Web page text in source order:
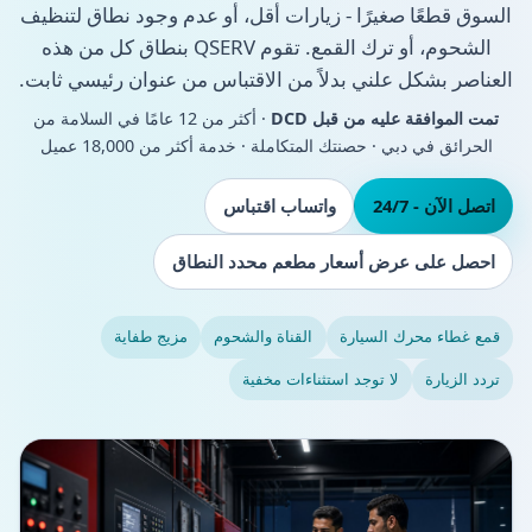
السوق قطعًا صغيرًا - زيارات أقل، أو عدم وجود نطاق لتنظيف
الشحوم، أو ترك القمع. تقوم QSERV بنطاق كل من هذه
العناصر بشكل علني بدلاً من الاقتباس من عنوان رئيسي ثابت.
تمت الموافقة عليه من قبل DCD
· أكثر من 12 عامًا في السلامة من
الحرائق في دبي · حصنتك المتكاملة · خدمة أكثر من 18,000 عميل
اتصل الآن - 24/7 واتساب اقتباس
احصل على عرض أسعار مطعم محدد النطاق
قمع غطاء محرك السيارة القناة والشحوم
مزيج طفاية
تردد الزيارة
لا توجد استثناءات مخفية